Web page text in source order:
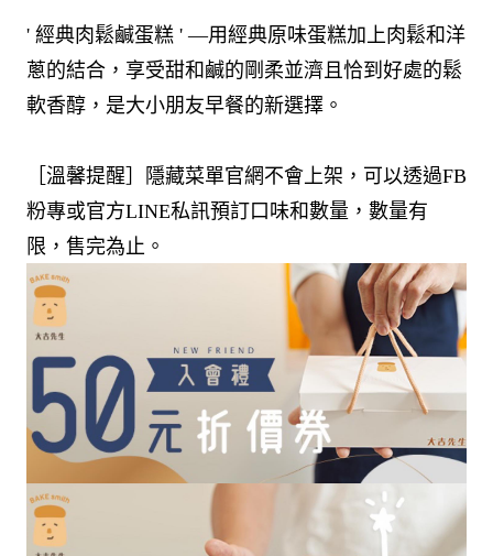
' 經典肉鬆鹹蛋糕 ' —用經典原味蛋糕加上肉鬆和洋
蔥的結合，享受甜和鹹的剛柔並濟且恰到好處的鬆
軟香醇，是大小朋友早餐的新選擇。​
［溫馨提醒］隱藏菜單官網不會上架，可以透過FB
粉專或官方LINE私訊預訂口味和數量，數量有
限，售完為止。​